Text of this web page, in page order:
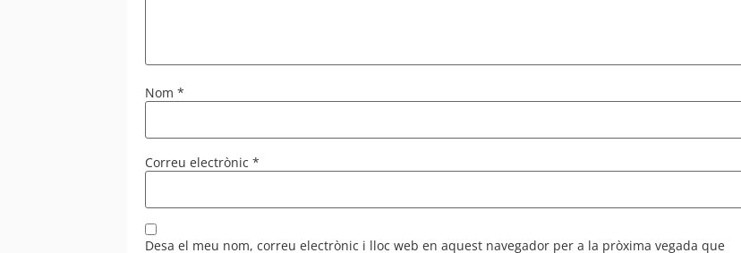
Nom *
Correu electrònic *
Desa el meu nom, correu electrònic i lloc web en aquest navegador per a la pròxima vegada que